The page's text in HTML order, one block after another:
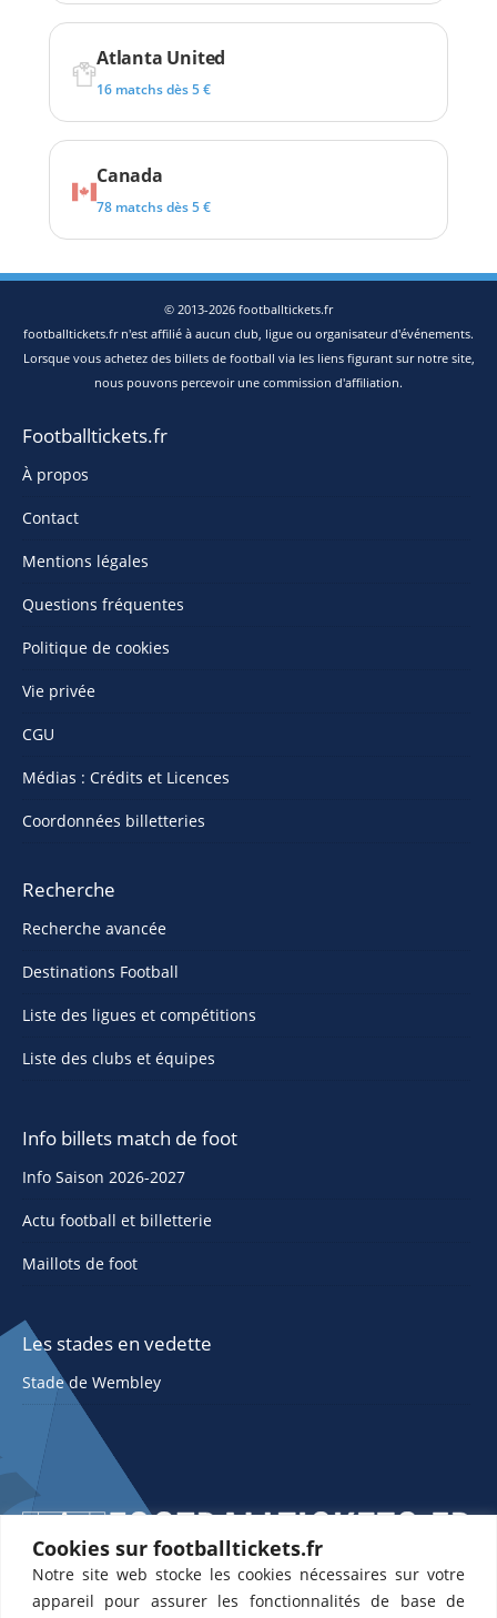
Cookies sur footballtickets.fr
Notre site web stocke les cookies nécessaires sur votre
appareil pour assurer les fonctionnalités de base de
Atlanta United
16 matchs dès 5 €
Canada
78 matchs dès 5 €
© 2013-2026 footballtickets.fr
footballtickets.fr n'est affilié à aucun club, ligue ou organisateur d'événements.
Lorsque vous achetez des billets de football via les liens figurant sur notre site,
nous pouvons percevoir une commission d'affiliation.
Footballtickets.fr
À propos
Contact
Mentions légales
Questions fréquentes
Politique de cookies
Vie privée
CGU
Médias : Crédits et Licences
Coordonnées billetteries
Recherche
Recherche avancée
Destinations Football
Liste des ligues et compétitions
Liste des clubs et équipes
Info billets match de foot
Info Saison 2026-2027
Actu football et billetterie
Maillots de foot
Les stades en vedette
Stade de Wembley
ETTS 365 SL, Rambla de Catalunya 38, 8, 1, 08007 Barcelone, Espagne |
CIF : ES-B43945534